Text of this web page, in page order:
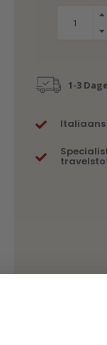
1-3
Italiaans